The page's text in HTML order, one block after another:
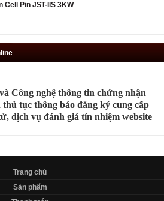
Cell Pin JST-IIS 3KW
Công nghệ thông tin chứng nhận
tục thông báo đăng ký cung cấp
dịch vụ đánh giá tín nhiệm website
Trang chủ
Sản phẩm